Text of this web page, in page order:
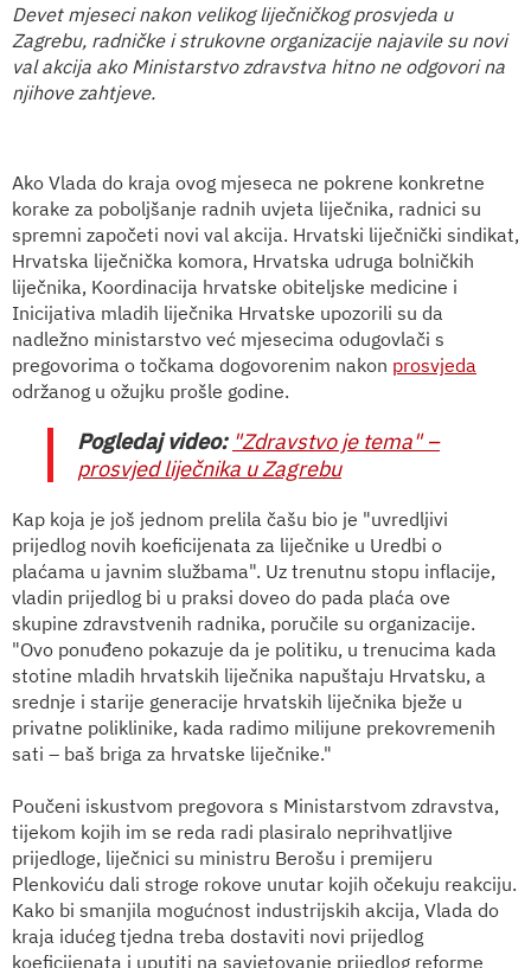
Devet mjeseci nakon velikog liječničkog prosvjeda u
Zagrebu, radničke i strukovne organizacije najavile su novi
val akcija ako Ministarstvo zdravstva hitno ne odgovori na
njihove zahtjeve.
Ako Vlada do kraja ovog mjeseca ne pokrene konkretne
korake za poboljšanje radnih uvjeta liječnika, radnici su
spremni započeti novi val akcija. Hrvatski liječnički sindikat,
Hrvatska liječnička komora, Hrvatska udruga bolničkih
liječnika, Koordinacija hrvatske obiteljske medicine i
Inicijativa mladih liječnika Hrvatske upozorili su da
nadležno ministarstvo već mjesecima odugovlači s
pregovorima o točkama dogovorenim nakon prosvjeda
održanog u ožujku prošle godine.
Pogledaj video: "Zdravstvo je tema" –
prosvjed liječnika u Zagrebu
Kap koja je još jednom prelila čašu bio je "uvredljivi
prijedlog novih koeficijenata za liječnike u Uredbi o
plaćama u javnim službama". Uz trenutnu stopu inflacije,
vladin prijedlog bi u praksi doveo do pada plaća ove
skupine zdravstvenih radnika, poručile su organizacije.
"Ovo ponuđeno pokazuje da je politiku, u trenucima kada
stotine mladih hrvatskih liječnika napuštaju Hrvatsku, a
srednje i starije generacije hrvatskih liječnika bježe u
privatne poliklinike, kada radimo milijune prekovremenih
sati – baš briga za hrvatske liječnike."
Poučeni iskustvom pregovora s Ministarstvom zdravstva,
tijekom kojih im se reda radi plasiralo neprihvatljive
prijedloge, liječnici su ministru Berošu i premijeru
Plenkoviću dali stroge rokove unutar kojih očekuju reakciju.
Kako bi smanjila mogućnost industrijskih akcija, Vlada do
kraja idućeg tjedna treba dostaviti novi prijedlog
koeficijenata i uputiti na savjetovanje prijedlog reforme